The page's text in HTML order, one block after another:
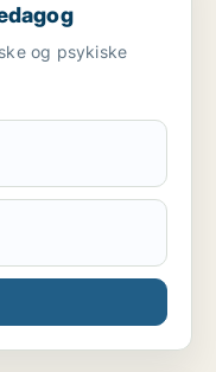
og psykiske